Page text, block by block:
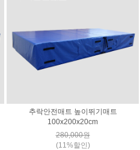
추락안전매트 높이뛰기매트
100x200x20cm
280,000원
(11%할인)